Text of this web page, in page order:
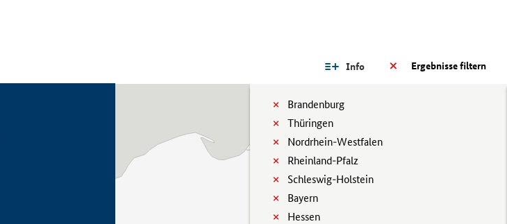
Ergebnisse filtern
Info
Brandenburg
Thüringen
Nordrhein-Westfalen
Rheinland-Pfalz
Schleswig-Holstein
Bayern
Hessen